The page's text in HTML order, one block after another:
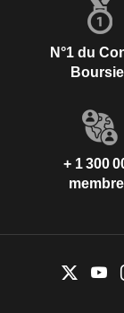
N°1 du
+ 1 300